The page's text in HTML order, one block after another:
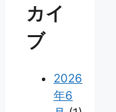
カイ
ブ
2026
年6